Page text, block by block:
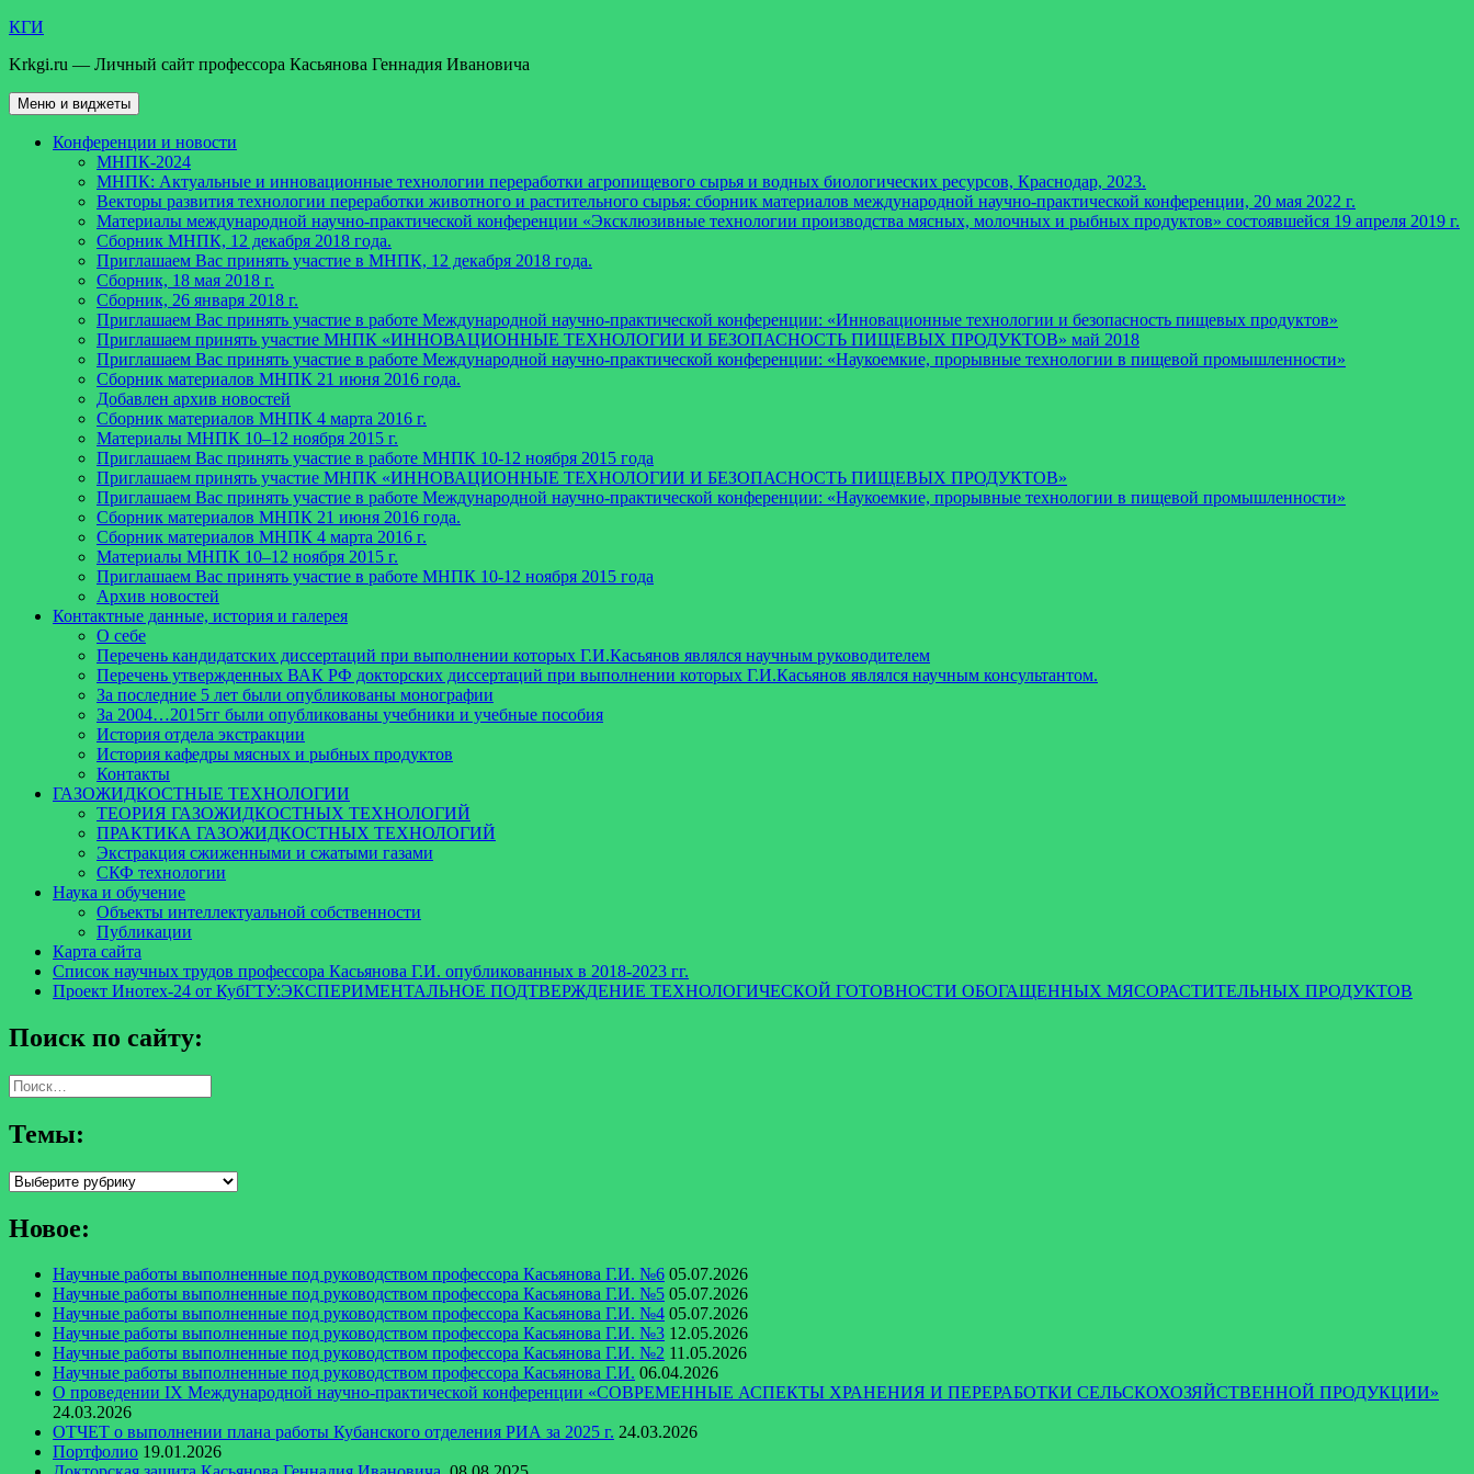
Перейти
содержимому
КГИ
Krkgi.ru — Личный сайт профессора Касьянова Геннадия Ивановича
Меню и виджеты
Конференции и новости
МНПК-2024
МНПК: Актуальные и инновационные технологии переработки агропищевого сырья и водных биологических ресурсов, Краснодар, 2023.
Векторы развития технологии переработки животного и растительного сырья: сборник материалов международной научно-практической конференции, 20 мая 2022 г.
Материалы международной научно-практической конференции «Эксклюзивные технологии производства мясных, молочных и рыбных продуктов» состоявшейся 19 апреля 2019 г.
Сборник МНПК, 12 декабря 2018 года.
Приглашаем Вас принять участие в МНПК, 12 декабря 2018 года.
Сборник, 18 мая 2018 г.
Сборник, 26 января 2018 г.
Приглашаем Вас принять участие в работе Международной научно-практической конференции: «Инновационные технологии и безопасность пищевых продуктов»
Приглашаем принять участие МНПК «ИННОВАЦИОННЫЕ ТЕХНОЛОГИИ И БЕЗОПАСНОСТЬ ПИЩЕВЫХ ПРОДУКТОВ» май 2018
Приглашаем Вас принять участие в работе Международной научно-практической конференции: «Наукоемкие, прорывные технологии в пищевой промышленности»
Сборник материалов МНПК 21 июня 2016 года.
Добавлен архив новостей
Cборник материалов МНПК 4 марта 2016 г.
Материалы МНПК 10–12 ноября 2015 г.
Приглашаем Вас принять участие в работе МНПК 10-12 ноября 2015 года
Приглашаем принять участие МНПК «ИННОВАЦИОННЫЕ ТЕХНОЛОГИИ И БЕЗОПАСНОСТЬ ПИЩЕВЫХ ПРОДУКТОВ»
Приглашаем Вас принять участие в работе Международной научно-практической конференции: «Наукоемкие, прорывные технологии в пищевой промышленности»
Сборник материалов МНПК 21 июня 2016 года.
Cборник материалов МНПК 4 марта 2016 г.
Материалы МНПК 10–12 ноября 2015 г.
Приглашаем Вас принять участие в работе МНПК 10-12 ноября 2015 года
Архив новостей
Контактные данные, история и галерея
О себе
Перечень кандидатских диссертаций при выполнении которых Г.И.Касьянов являлся научным руководителем
Перечень утвержденных ВАК РФ докторских диссертаций при выполнении которых Г.И.Касьянов являлся научным консультантом.
За последние 5 лет были опубликованы монографии
За 2004…2015гг были опубликованы учебники и учебные пособия
История отдела экстракции
История кафедры мясных и рыбных продуктов
Контакты
ГАЗОЖИДКОСТНЫЕ ТЕХНОЛОГИИ
ТЕОРИЯ ГАЗОЖИДКОСТНЫХ ТЕХНОЛОГИЙ
ПРАКТИКА ГАЗОЖИДКОСТНЫХ ТЕХНОЛОГИЙ
Экстракция сжиженными и сжатыми газами
СКФ технологии
Наука и обучение
Объекты интеллектуальной собственности
Публикации
Карта сайта
Список научных трудов профессора Касьянова Г.И. опубликованных в 2018-2023 гг.
Проект Инотех-24 от КубГТУ:ЭКСПЕРИМЕНТАЛЬНОЕ ПОДТВЕРЖДЕНИЕ ТЕХНОЛОГИЧЕСКОЙ ГОТОВНОСТИ ОБОГАЩЕННЫХ МЯСОРАСТИТЕЛЬНЫХ ПРОДУКТОВ
Поиск по сайту:
Найти:
Темы:
Темы:
Новое:
Научные работы выполненные под руководством профессора Касьянова Г.И. №6 05.07.2026
Научные работы выполненные под руководством профессора Касьянова Г.И. №5 05.07.2026
Научные работы выполненные под руководством профессора Касьянова Г.И. №4 05.07.2026
Научные работы выполненные под руководством профессора Касьянова Г.И. №3 12.05.2026
Научные работы выполненные под руководством профессора Касьянова Г.И. №2 11.05.2026
Научные работы выполненные под руководством профессора Касьянова Г.И. 06.04.2026
О проведении IX Международной научно-практической конференции «СОВРЕМЕННЫЕ АСПЕКТЫ ХРАНЕНИЯ И ПЕРЕРАБОТКИ СЕЛЬСКОХОЗЯЙСТВЕННОЙ ПРОДУКЦИИ»
24.03.2026
ОТЧЕТ о выполнении плана работы Кубанского отделения РИА за 2025 г. 24.03.2026
Портфолио 19.01.2026